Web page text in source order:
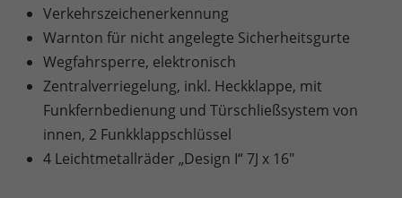
Verkehrszeichenerkennung
Warnton für nicht angelegte Sicherheitsgurte
Wegfahrsperre, elektronisch
Zentralverriegelung, inkl. Heckklappe, mit
Funkfernbedienung und Türschließsystem von
innen, 2 Funkklappschlüssel
4 Leichtmetallräder „Design I“ 7J x 16"